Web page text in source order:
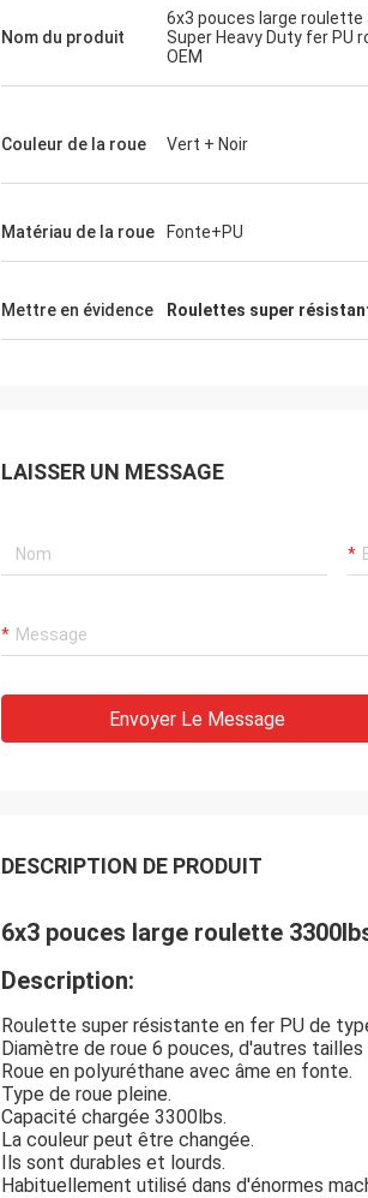
Nom du produit
6x3 pouces large
Super Heavy Duty fer PU
OEM
Couleur de la roue Vert + Noir
Matériau de la roue Fonte+PU
Mettre en évidence Roulettes super
LAISSER UN MESSAGE
Envoyer Le Message
DESCRIPTION DE PRODUIT
6x3 pouces large roulette
Description:
Roulette super résistante en fer PU de
Diamètre de roue 6 pouces, d'autres
Roue en polyuréthane avec âme en fonte.
Type de roue pleine.
Capacité chargée 3300lbs.
La couleur peut être changée.
Ils sont durables et lourds.
Habituellement utilisé dans d'énormes